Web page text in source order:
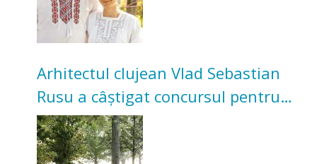
Arhitectul clujean Vlad Sebastian
Rusu a câștigat concursul pentru
transformarea Grădinii Casei
Universitarilor